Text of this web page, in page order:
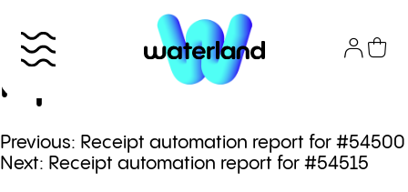
content
Το πάρκο
Receipt automation
report for #54497
Πλοήγηση
άρθρων
Previous: Receipt automation report for #54500
Next: Receipt automation report for #54515